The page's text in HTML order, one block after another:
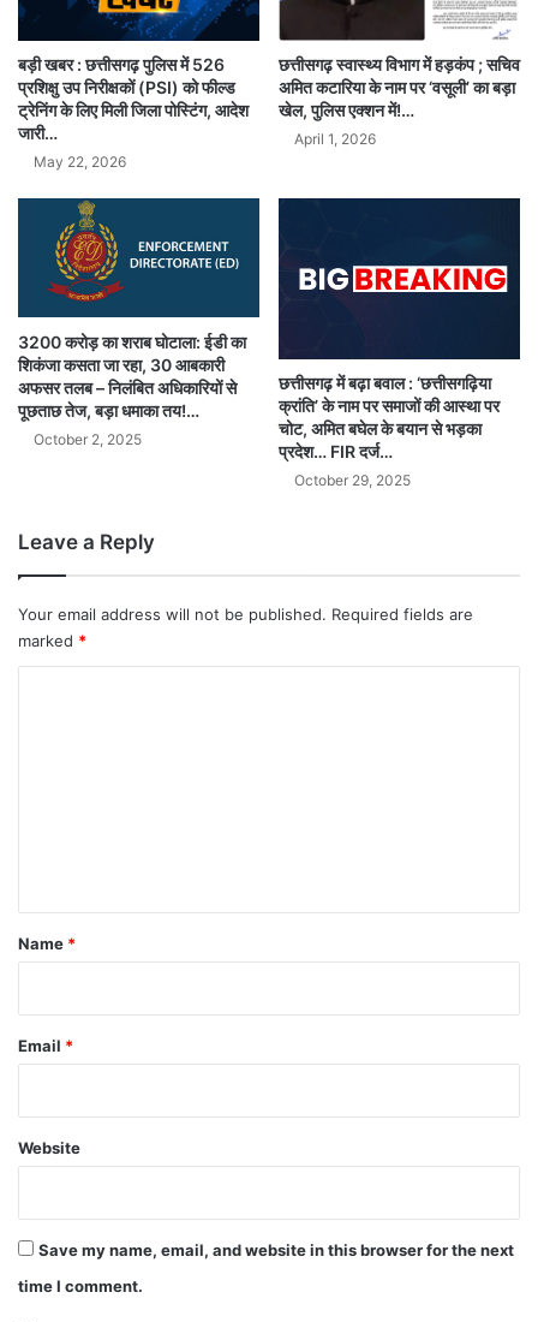
बड़ी खबर : छत्तीसगढ़ पुलिस में 526
प्रशिक्षु उप निरीक्षकों (PSI) को फील्ड
ट्रेनिंग के लिए मिली जिला पोस्टिंग, आदेश
जारी…
May 22, 2026
छत्तीसगढ़ स्वास्थ्य विभाग में हड़कंप ; सचिव
अमित कटारिया के नाम पर ‘वसूली’ का बड़ा
खेल, पुलिस एक्शन में!…
April 1, 2026
3200 करोड़ का शराब घोटाला: ईडी का
शिकंजा कसता जा रहा, 30 आबकारी
अफसर तलब – निलंबित अधिकारियों से
पूछताछ तेज, बड़ा धमाका तय!…
October 2, 2025
छत्तीसगढ़ में बढ़ा बवाल : ‘छत्तीसगढ़िया
क्रांति’ के नाम पर समाजों की आस्था पर
चोट, अमित बघेल के बयान से भड़का
प्रदेश… FIR दर्ज…
October 29, 2025
Leave a Reply
Your email address will not be published. Required fields are
marked *
*
Name *
Email *
Website
Save my name, email, and website in this browser for the next
time I comment.